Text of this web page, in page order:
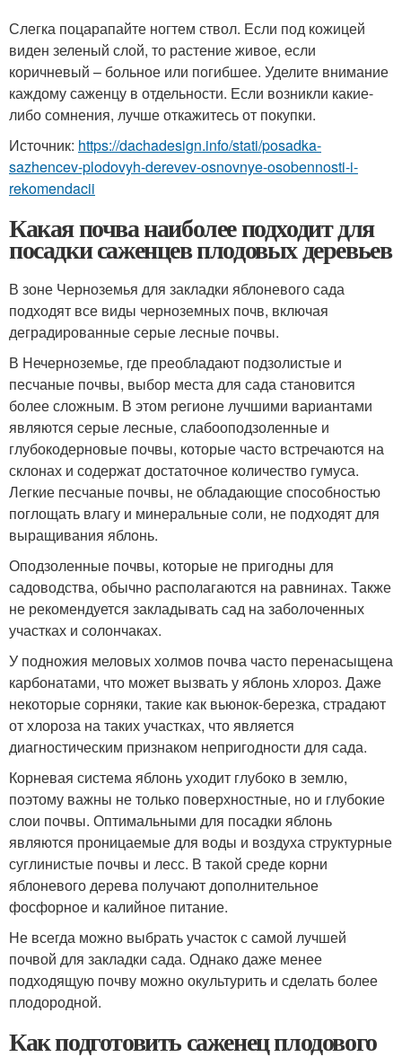
Слегка поцарапайте ногтем ствол. Если под кожицей
виден зеленый слой, то растение живое, если
коричневый – больное или погибшее. Уделите внимание
каждому саженцу в отдельности. Если возникли какие-
либо сомнения, лучше откажитесь от покупки.
Источник: https://dachadesign.info/stati/posadka-
sazhencev-plodovyh-derevev-osnovnye-osobennosti-i-
rekomendacii
Какая почва наиболее подходит для
посадки саженцев плодовых деревьев
В зоне Черноземья для закладки яблоневого сада
подходят все виды черноземных почв, включая
деградированные серые лесные почвы.
В Нечерноземье, где преобладают подзолистые и
песчаные почвы, выбор места для сада становится
более сложным. В этом регионе лучшими вариантами
являются серые лесные, слабооподзоленные и
глубокодерновые почвы, которые часто встречаются на
склонах и содержат достаточное количество гумуса.
Легкие песчаные почвы, не обладающие способностью
поглощать влагу и минеральные соли, не подходят для
выращивания яблонь.
Оподзоленные почвы, которые не пригодны для
садоводства, обычно располагаются на равнинах. Также
не рекомендуется закладывать сад на заболоченных
участках и солончаках.
У подножия меловых холмов почва часто перенасыщена
карбонатами, что может вызвать у яблонь хлороз. Даже
некоторые сорняки, такие как вьюнок-березка, страдают
от хлороза на таких участках, что является
диагностическим признаком непригодности для сада.
Корневая система яблонь уходит глубоко в землю,
поэтому важны не только поверхностные, но и глубокие
слои почвы. Оптимальными для посадки яблонь
являются проницаемые для воды и воздуха структурные
суглинистые почвы и лесс. В такой среде корни
яблоневого дерева получают дополнительное
фосфорное и калийное питание.
Не всегда можно выбрать участок с самой лучшей
почвой для закладки сада. Однако даже менее
подходящую почву можно окультурить и сделать более
плодородной.
Как подготовить саженец плодового